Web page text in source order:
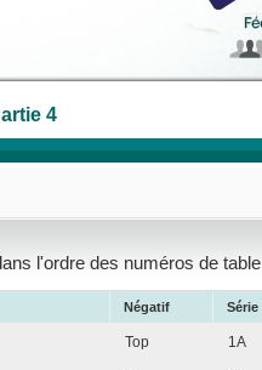
4
l'ordre des numéros de table
Négatif Série
Top 1A